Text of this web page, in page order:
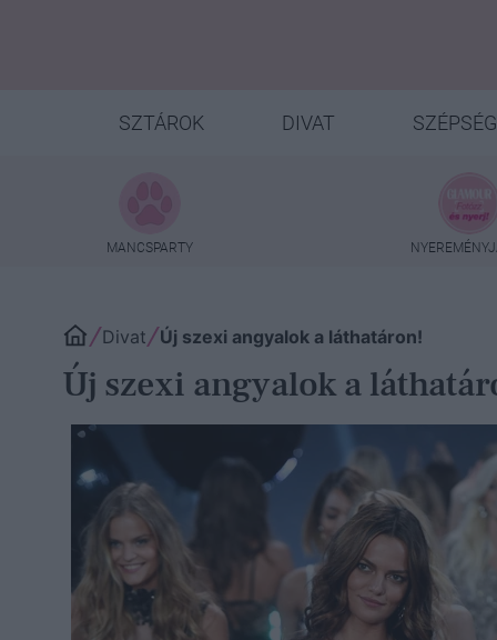
SZTÁROK DIVAT SZÉPSÉG
MANCSPARTY
Divat Új szexi angyalok a láthatáron!
Új szexi angyalok a